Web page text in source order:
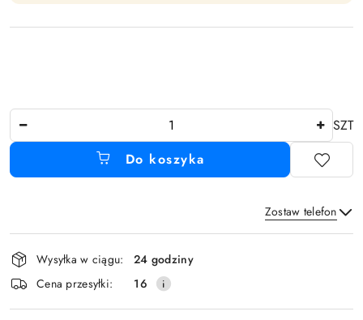
SZT
Do koszyka
Zostaw telefon
Wyślij
Dostępność
i
dostawa
Wysyłka w ciągu:
24 godziny
Cena przesyłki:
16